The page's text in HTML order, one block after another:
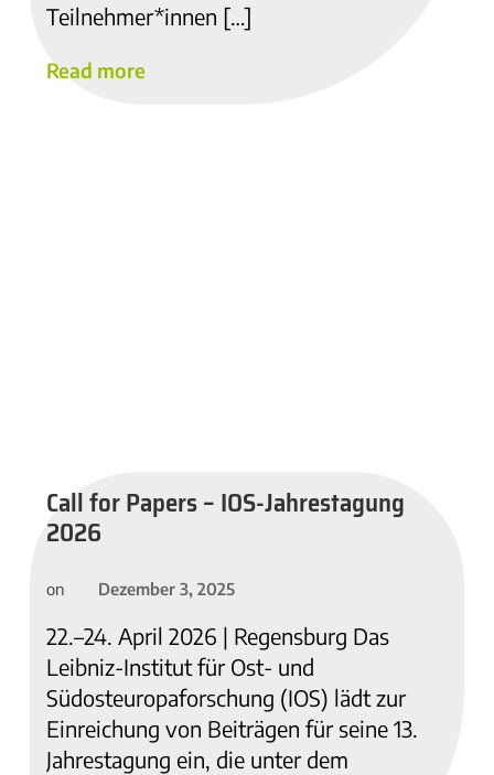
Teilnehmer*innen […]
Read more
Call for Papers – IOS-Jahrestagung
2026
on Dezember 3, 2025
22.–24. April 2026 | Regensburg Das
Leibniz-Institut für Ost- und
Südosteuropaforschung (IOS) lädt zur
Einreichung von Beiträgen für seine 13.
Jahrestagung ein, die unter dem